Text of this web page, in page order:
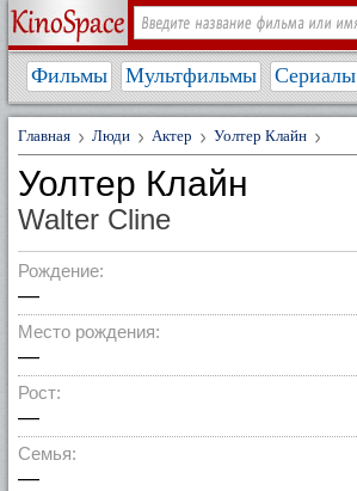
Фильмы Мультфильмы Сериалы
Главная Люди Актер Уолтер Клайн
Уолтер Клайн
Walter Cline
Рождение:
—
Место рождения:
—
Рост:
—
Семья:
—